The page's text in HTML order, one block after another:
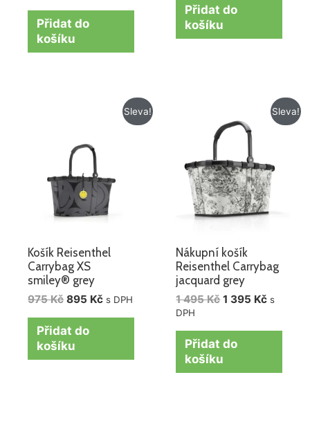
Přidat do
košíku
Přidat do
košíku
Sleva!
Košík Reisenthel
Carrybag XS
smiley® grey
975Kč
975 Kč.
895 Kč
Aktuální
cena
s DPH
Přidat do
košíku
Sleva!
Nákupní košík
Reisenthel Carrybag
jacquard grey
1 495Kč
cena
byla:
495 Kč.
1 395 Kč
Aktuální
cena
s
DPH
Přidat do
košíku